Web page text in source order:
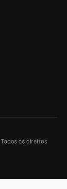
Todos os direitos